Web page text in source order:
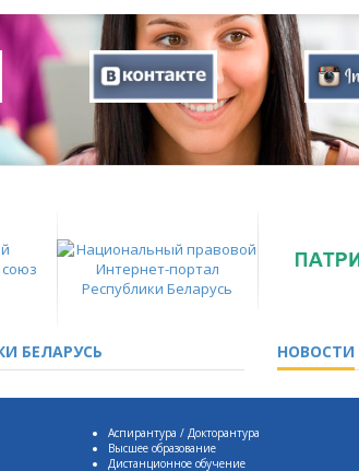
БЕЛАРУСЬ НОВОСТИ
Аспирантура / Докторантура
Высшее образование
Дистанционное обучение